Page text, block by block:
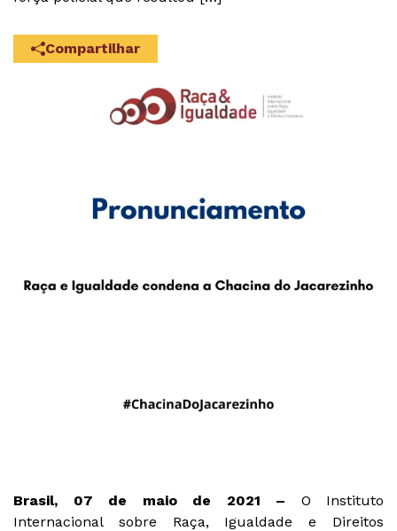
Compartilhar
Brasil, 07 de maio de 2021 – O Instituto
Internacional sobre Raça, Igualdade e Direitos